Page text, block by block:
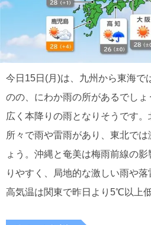
今日15日(月)は、九州から東海で
のの、にわか雨の所があるでし
広く本降りの雨となりそうです
所々で雨や雷雨があり、東北で
ょう。沖縄と奄美は梅雨前線の
りやすく、局地的な激しい雨や
高気温は関東で昨日より5℃以上